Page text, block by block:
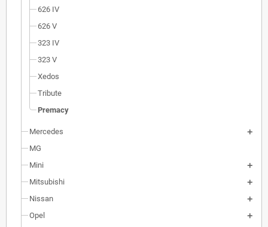
626 IV
626 V
323 IV
323 V
Xedos
Tribute
Premacy
Mercedes
MG
Mini
Mitsubishi
Nissan
Opel